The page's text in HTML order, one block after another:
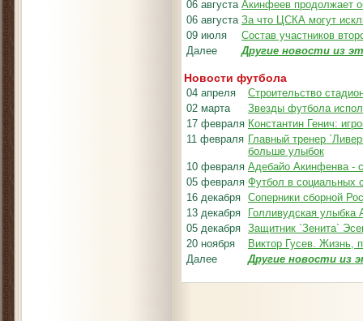
06 августа Акинфеев продолжает
06 августа За что ЦСКА могут
09 июля
Состав участников
Далее
Другие новости из
Новости футбола
04 апреля
Строительство
02 марта
Звезды футбола
17 февраля Константин Генич:
11 февраля Главный тренер
больше улыбок
10 февраля Адебайо Акинфенва -
05 февраля Футбол в социальных
16 декабря Соперники сборной
13 декабря
Голливудская
05 декабря Защитник `Зенита`
20 ноября
Виктор Гусев. Жизнь,
Далее
Другие новости из